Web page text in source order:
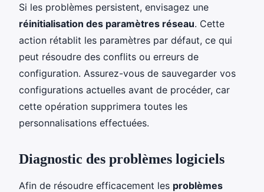
Si les problèmes persistent, envisagez une
réinitialisation des paramètres réseau. Cette
action rétablit les paramètres par défaut, ce qui
peut résoudre des conflits ou erreurs de
configuration. Assurez-vous de sauvegarder vos
configurations actuelles avant de procéder, car
cette opération supprimera toutes les
personnalisations effectuées.
Diagnostic des problèmes logiciels
Afin de résoudre efficacement les problèmes